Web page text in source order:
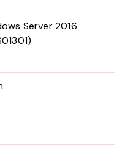
Server 2016